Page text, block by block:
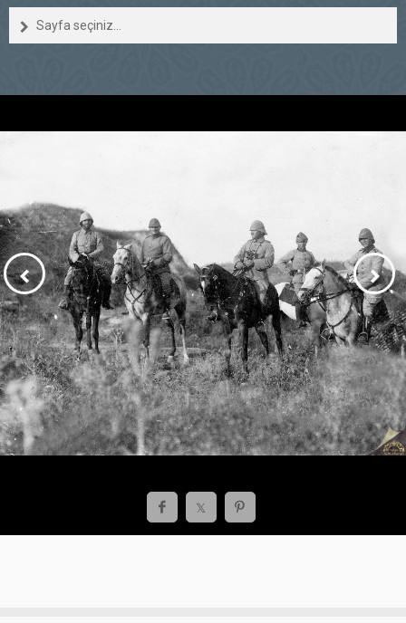
Sayfa seçiniz...